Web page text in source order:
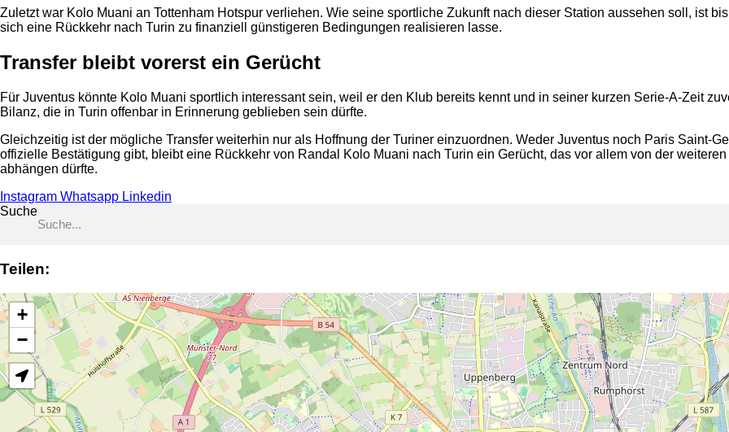
Zuletzt war Kolo Muani an Tottenham Hotspur verliehen. Wie seine sportliche Zukunft nach dieser Station aussehen soll, ist
sich eine Rückkehr nach Turin zu finanziell günstigeren Bedingungen realisieren lasse.
Transfer bleibt vorerst ein Gerücht
Für Juventus könnte Kolo Muani sportlich interessant sein, weil er den Klub bereits kennt und in seiner kurzen Serie-A-Zeit
Bilanz, die in Turin offenbar in Erinnerung geblieben sein dürfte.
Gleichzeitig ist der mögliche Transfer weiterhin nur als Hoffnung der Turiner einzuordnen. Weder Juventus noch Paris Saint-
offizielle Bestätigung gibt, bleibt eine Rückkehr von Randal Kolo Muani nach Turin ein Gerücht, das vor allem von der
abhängen dürfte.
Instagram Whatsapp Linkedin
Suche
Teilen:
+
−